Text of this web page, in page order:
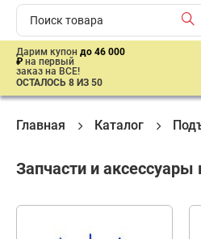
Дарим купон до 46 000
₽ на первый
заказ на ВСЕ!
ОСТАЛОСЬ 8 ИЗ 50
Главная Каталог
Запчасти и